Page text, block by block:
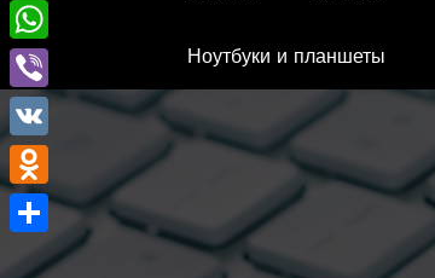
Ноутбуки и планшеты
Telegram
WhatsApp
Viber
VK
Odnoklassniki
Отправить